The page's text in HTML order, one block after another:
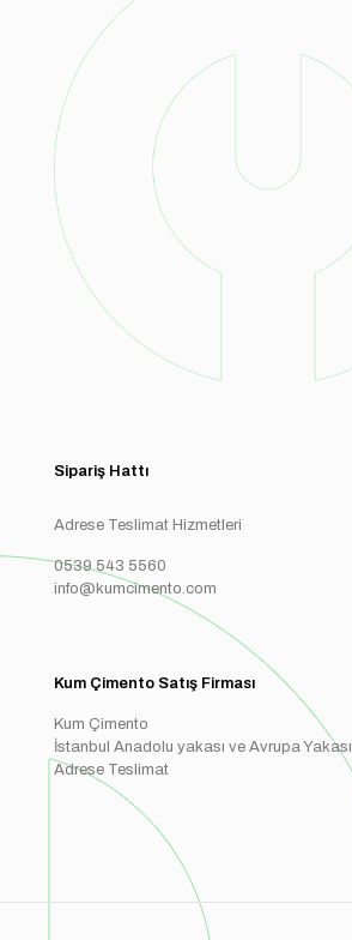
Sipariş Hattı
Adrese Teslimat Hizmetleri
0539 543 5560
info@kumcimento.com
Kum Çimento Satış Firması
Kum Çimento
İstanbul Anadolu yakası ve Avrupa Yakası
Adrese Teslimat